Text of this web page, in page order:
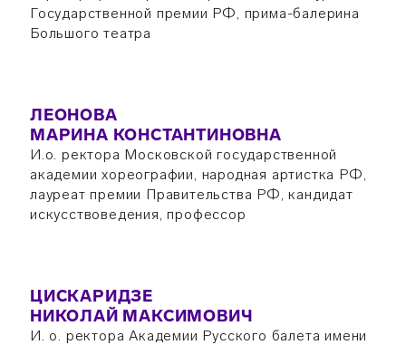
Государственной премии РФ, прима-балерина
Большого театра
ЛЕОНОВА
МАРИНА КОНСТАНТИНОВНА
И.о. ректора Московской государственной
академии хореографии, народная артистка РФ,
лауреат премии Правительства РФ, кандидат
искусствоведения, профессор
ЦИСКАРИДЗЕ
НИКОЛАЙ МАКСИМОВИЧ
И. о. ректора Академии Русского балета имени